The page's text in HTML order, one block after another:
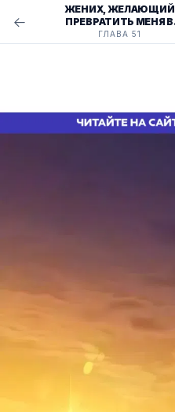
ЖЕНИХ, ЖЕЛАЮЩИЙ
ПРЕВРАТИТЬ МЕНЯ В
СОВЕРШЕНСТВО
ГЛАВА 51